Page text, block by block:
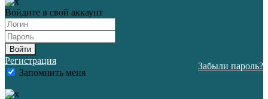
Войдите в свой аккаунт
Войти
Регистрация
Запомнить меня
Забыли пароль?